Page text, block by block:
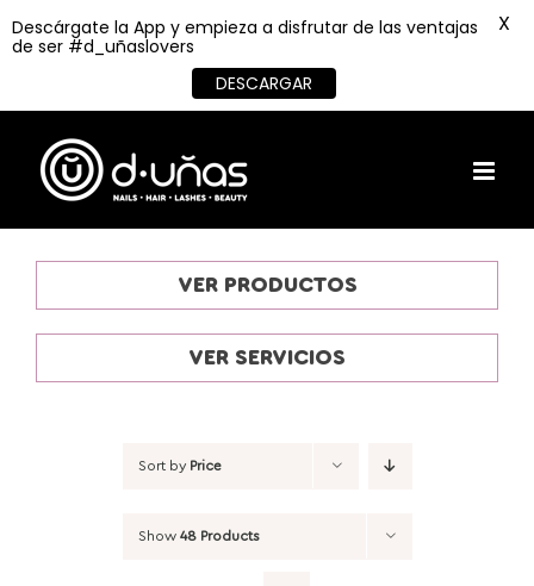
content
VER PRODUCTOS
VER SERVICIOS
Sort by Price
Show 48 Products
Descárgate la App y empieza a disfrutar de las ventajas
de ser #d_uñaslovers
DESCARGAR
X